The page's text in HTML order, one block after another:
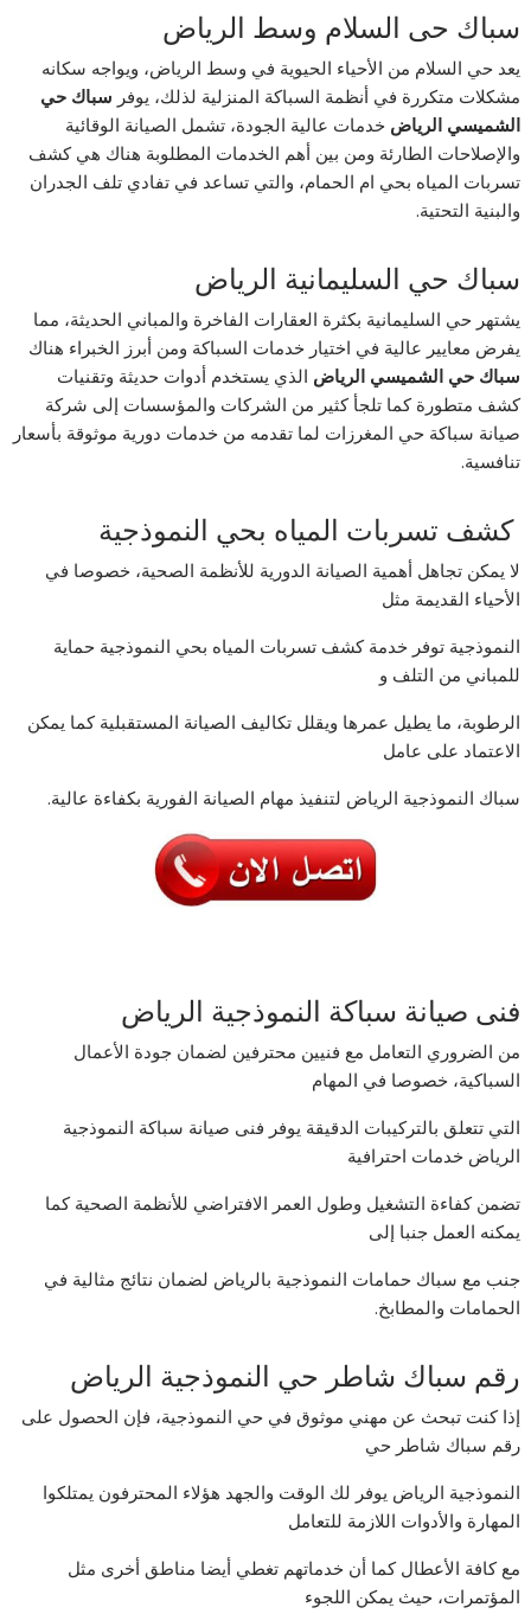
سباك حى السلام وسط الرياض
يعد حي السلام من الأحياء الحيوية في وسط الرياض، ويواجه سكانه
مشكلات متكررة في أنظمة السباكة المنزلية لذلك، يوفر سباك حي
الشميسي الرياض خدمات عالية الجودة، تشمل الصيانة الوقائية
والإصلاحات الطارئة ومن بين أهم الخدمات المطلوبة هناك هي كشف
تسربات المياه بحي ام الحمام، والتي تساعد في تفادي تلف الجدران
والبنية التحتية.
سباك حي السليمانية الرياض
يشتهر حي السليمانية بكثرة العقارات الفاخرة والمباني الحديثة، مما
يفرض معايير عالية في اختيار خدمات السباكة ومن أبرز الخبراء هناك
سباك حي الشميسي الرياض الذي يستخدم أدوات حديثة وتقنيات
كشف متطورة كما تلجأ كثير من الشركات والمؤسسات إلى شركة
صيانة سباكة حي المغرزات لما تقدمه من خدمات دورية موثوقة بأسعار
تنافسية.
كشف تسربات المياه بحي النموذجية
لا يمكن تجاهل أهمية الصيانة الدورية للأنظمة الصحية، خصوصا في
الأحياء القديمة مثل
النموذجية توفر خدمة كشف تسربات المياه بحي النموذجية حماية
للمباني من التلف و
الرطوبة، ما يطيل عمرها ويقلل تكاليف الصيانة المستقبلية كما يمكن
الاعتماد على عامل
سباك النموذجية الرياض لتنفيذ مهام الصيانة الفورية بكفاءة عالية.
فنى صيانة سباكة النموذجية الرياض
من الضروري التعامل مع فنيين محترفين لضمان جودة الأعمال
السباكية، خصوصا في المهام
التي تتعلق بالتركيبات الدقيقة يوفر فنى صيانة سباكة النموذجية
الرياض خدمات احترافية
تضمن كفاءة التشغيل وطول العمر الافتراضي للأنظمة الصحية كما
يمكنه العمل جنبا إلى
جنب مع سباك حمامات النموذجية بالرياض لضمان نتائج مثالية في
الحمامات والمطابخ.
رقم سباك شاطر حي النموذجية الرياض
إذا كنت تبحث عن مهني موثوق في حي النموذجية، فإن الحصول على
رقم سباك شاطر حي
النموذجية الرياض يوفر لك الوقت والجهد هؤلاء المحترفون يمتلكوا
المهارة والأدوات اللازمة للتعامل
مع كافة الأعطال كما أن خدماتهم تغطي أيضا مناطق أخرى مثل
المؤتمرات، حيث يمكن اللجوء